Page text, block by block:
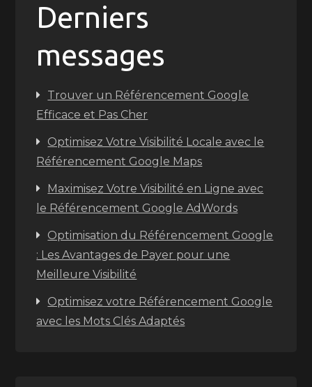
Derniers
messages
Trouver un Référencement Google
Efficace et Pas Cher
Optimisez Votre Visibilité Locale avec le
Référencement Google Maps
Maximisez Votre Visibilité en Ligne avec
le Référencement Google AdWords
Optimisation du Référencement Google
: Les Avantages de Payer pour une
Meilleure Visibilité
Optimisez votre Référencement Google
avec les Mots Clés Adaptés